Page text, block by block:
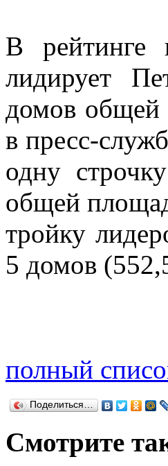
В рейтинге
лидирует
домов
в пресс-
одну
общей
тройку
5 домов
полный
Поделиться…
Смотрите